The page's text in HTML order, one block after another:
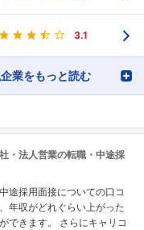
3.1
業をもっと読む
・法人営業の転職・中途採
途採用面接についての口コ
年収がどれぐらい上がった
できます。 さらにキャリコ